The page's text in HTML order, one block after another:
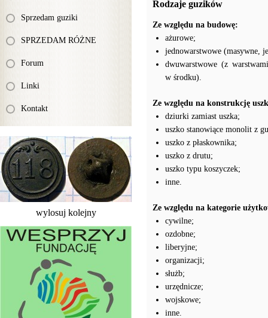
Sprzedam guziki
SPRZEDAM RÓŻNE
Forum
Linki
Kontakt
wylosuj kolejny
Rodzaje guzików
Ze względu na budowę:
ażurowe;
jednowarstwowe (masywne,
dwuwarstwowe (z
w środku).
Ze względu na konstrukcję
dziurki zamiast uszka;
uszko stanowiące monolit z
uszko z płaskownika;
uszko z drutu;
uszko typu koszyczek;
inne.
Ze względu na kategorie
cywilne;
ozdobne;
liberyjne;
organizacji;
służb;
urzędnicze;
wojskowe;
inne.